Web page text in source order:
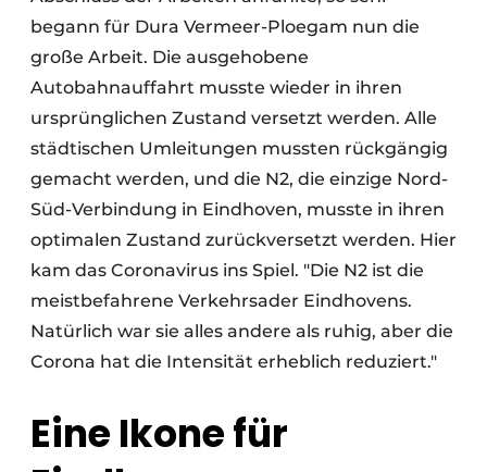
begann für Dura Vermeer-Ploegam nun die
große Arbeit. Die ausgehobene
Autobahnauffahrt musste wieder in ihren
ursprünglichen Zustand versetzt werden. Alle
städtischen Umleitungen mussten rückgängig
gemacht werden, und die N2, die einzige Nord-
Süd-Verbindung in Eindhoven, musste in ihren
optimalen Zustand zurückversetzt werden. Hier
kam das Coronavirus ins Spiel. "Die N2 ist die
meistbefahrene Verkehrsader Eindhovens.
Natürlich war sie alles andere als ruhig, aber die
Corona hat die Intensität erheblich reduziert."
Eine Ikone für